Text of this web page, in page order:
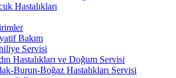
Hastalıkları
Bakım
Servisi
Hastalıkları ve Doğum Servisi
Burun-Boğaz Hastalıkları Servisi